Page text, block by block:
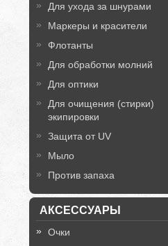
Для ухода за шнурами
Маркеры и красители
Флотанты
Для обработки молний
Для оптики
Для очищения (стирки)
экипировки
Защита от UV
Мыло
Против запаха
АКСЕССУАРЫ
Очки